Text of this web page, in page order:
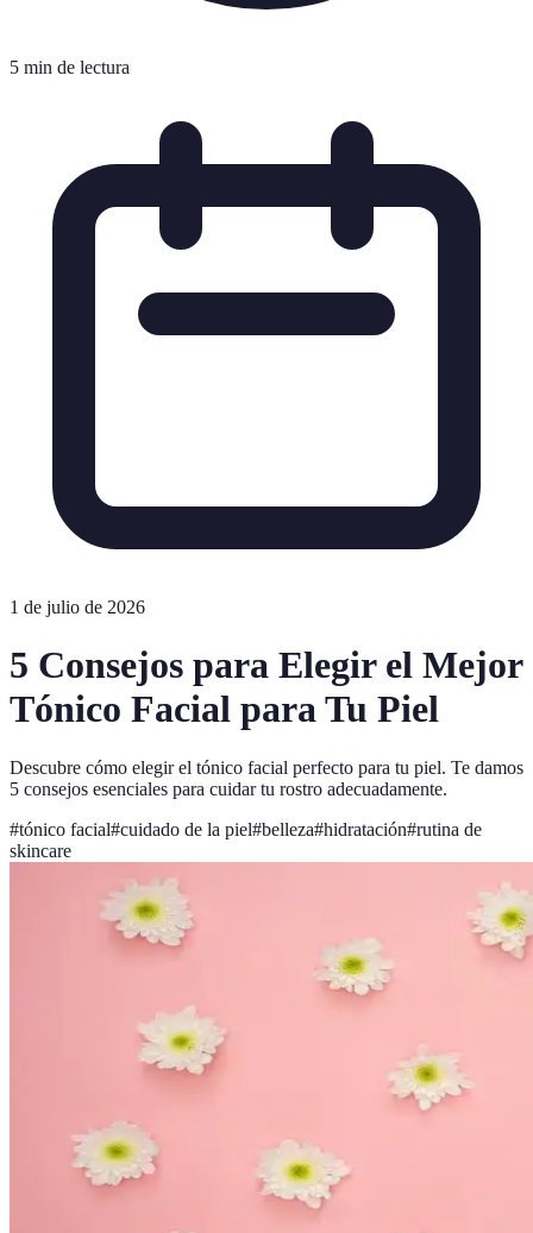
5 min de lectura
1 de julio de 2026
5 Consejos para Elegir el Mejor
Tónico Facial para Tu Piel
Descubre cómo elegir el tónico facial perfecto para tu piel. Te damos
5 consejos esenciales para cuidar tu rostro adecuadamente.
#tónico facial#cuidado de la piel#belleza#hidratación#rutina de
skincare